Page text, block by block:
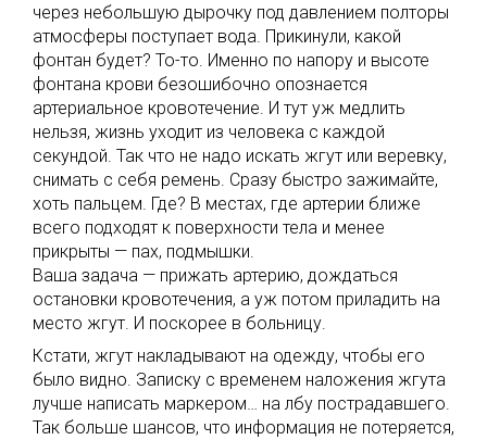
через небольшую дырочку под давлением полторы
атмосферы поступает вода. Прикинули, какой
фонтан будет? То-то. Именно по напору и высоте
фонтана крови безошибочно опознается
артериальное кровотечение. И тут уж медлить
нельзя, жизнь уходит из человека с каждой
секундой. Так что не надо искать жгут или веревку,
снимать с себя ремень. Сразу быстро зажимайте,
хоть пальцем. Где? В местах, где артерии ближе
всего подходят к поверхности тела и менее
прикрыты — пах, подмышки.
Ваша задача — прижать артерию, дождаться
остановки кровотечения, а уж потом приладить на
место жгут. И поскорее в больницу.
Кстати, жгут накладывают на одежду, чтобы его
было видно. Записку с временем наложения жгута
лучше написать маркером… на лбу пострадавшего.
Так больше шансов, что информация не потеряется,